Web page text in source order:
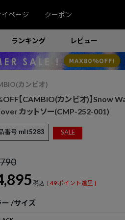
イページ クーポン
ランキング レビュー
カンビオ)
【CAMBIO(カンビオ)】Snow
カットソー(CMP-252-001)
番号 mlt5283 SALE
税込 [49ポイント進呈 ]
ー サイズ